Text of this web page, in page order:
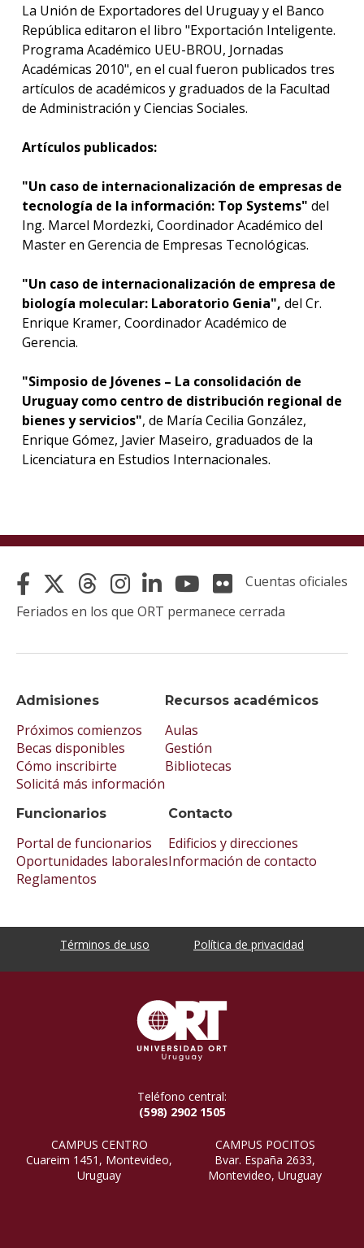
La Unión de Exportadores del Uruguay y el Banco
República editaron el libro "Exportación Inteligente.
Programa Académico UEU-BROU, Jornadas
Académicas 2010", en el cual fueron publicados tres
artículos de académicos y graduados de la Facultad
de Administración y Ciencias Sociales.
Artículos publicados:
"Un caso de internacionalización de empresas de
tecnología de la información: Top Systems" del
Ing. Marcel Mordezki, Coordinador Académico del
Master en Gerencia de Empresas Tecnológicas.
"Un caso de internacionalización de empresa de
biología molecular: Laboratorio Genia", del Cr.
Enrique Kramer, Coordinador Académico de
Gerencia.
"Simposio de Jóvenes – La consolidación de
Uruguay como centro de distribución regional de
bienes y servicios", de María Cecilia González,
Enrique Gómez, Javier Maseiro, graduados de la
Licenciatura en Estudios Internacionales.
Admisiones
Próximos comienzos
Becas disponibles
Cómo inscribirte
Solicitá más información
Recursos académicos
Aulas
Gestión
Bibliotecas
Funcionarios
Portal de funcionarios
Oportunidades laborales
Reglamentos
Contacto
Edificios y direcciones
Información de contacto
Cuentas oficiales
Feriados en los que ORT permanece cerrada
Términos de uso Política de privacidad
Teléfono central:
(598) 2902 1505
CAMPUS CENTRO
Cuareim 1451, Montevideo,
Uruguay
CAMPUS POCITOS
Bvar. España 2633,
Montevideo, Uruguay